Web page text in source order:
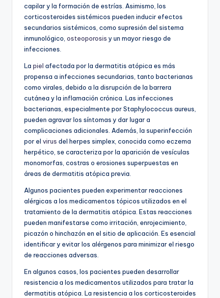
capilar y la formación de estrías. Asimismo, los
corticosteroides sistémicos pueden inducir efectos
secundarios sistémicos, como supresión del sistema
inmunológico, osteoporosis y un mayor riesgo de
infecciones.
La piel afectada por la dermatitis atópica es más
propensa a infecciones secundarias, tanto bacterianas
como virales, debido a la disrupción de la barrera
cutánea y la inflamación crónica. Las infecciones
bacterianas, especialmente por Staphylococcus aureus,
pueden agravar los síntomas y dar lugar a
complicaciones adicionales. Además, la superinfección
por el virus del herpes simplex, conocida como eczema
herpético, se caracteriza por la aparición de vesículas
monomorfas, costras o erosiones superpuestas en
áreas de dermatitis atópica previa.
Algunos pacientes pueden experimentar reacciones
alérgicas a los medicamentos tópicos utilizados en el
tratamiento de la dermatitis atópica. Estas reacciones
pueden manifestarse como irritación, enrojecimiento,
picazón o hinchazón en el sitio de aplicación. Es esencial
identificar y evitar los alérgenos para minimizar el riesgo
de reacciones adversas.
En algunos casos, los pacientes pueden desarrollar
resistencia a los medicamentos utilizados para tratar la
dermatitis atópica. La resistencia a los corticosteroides